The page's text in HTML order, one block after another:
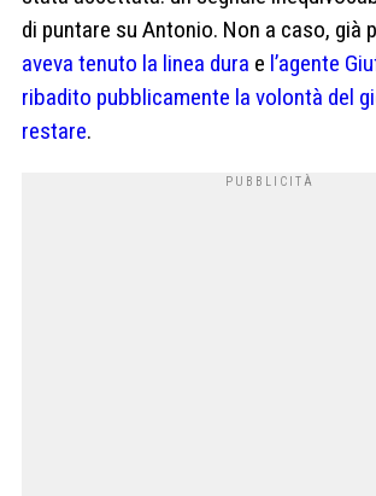
di puntare su Antonio. Non a caso, già
aveva tenuto la linea dura e l’agente
ribadito pubblicamente la volontà del
restare.